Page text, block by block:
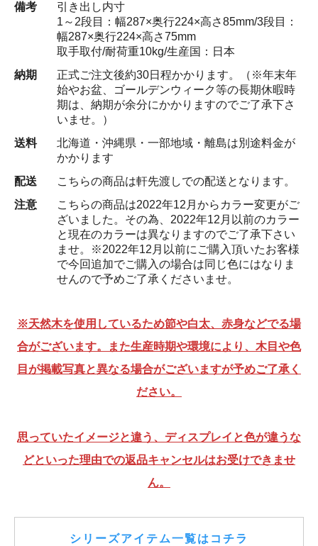
備考
引き出し内寸
1～2段目：幅287×奥行224×高さ85mm/3段目：
幅287×奥行224×高さ75mm
取手取付/耐荷重10kg/生産国：日本
納期
正式ご注文後約30日程かかります。（※年末年
始やお盆、ゴールデンウィーク等の長期休暇時
期は、納期が余分にかかりますのでご了承下さ
いませ。）
送料
北海道・沖縄県・一部地域・離島は別途料金が
かかります
配送
こちらの商品は軒先渡しでの配送となります。
注意
こちらの商品は2022年12月からカラー変更がご
ざいました。その為、2022年12月以前のカラー
と現在のカラーは異なりますのでご了承下さい
ませ。※2022年12月以前にご購入頂いたお客様
で今回追加でご購入の場合は同じ色にはなりま
せんので予めご了承くださいませ。
※天然木を使用しているため節や白太、赤身などでる場
合がございます。また生産時期や環境により、木目や色
目が掲載写真と異なる場合がございますが予めご了承く
ださい。
思っていたイメージと違う、ディスプレイと色が違うな
どといった理由での返品キャンセルはお受けできませ
ん。
シリーズアイテム一覧はコチラ